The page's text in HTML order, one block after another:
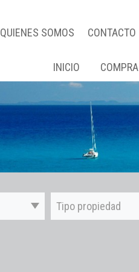
QUIENES SOMOS CONTACTO
INICIO COMPRA
Tipo propiedad